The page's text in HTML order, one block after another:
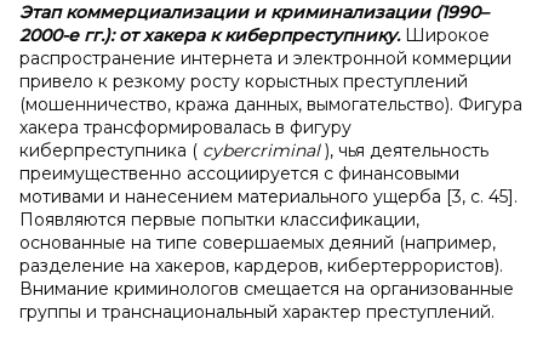
Этап коммерциализации и криминализации (1990–
2000-е гг.): от хакера ккиберпреступнику. Широкое
распространение интернета и электронной коммерции
привело к резкому росту корыстных преступлений
(мошенничество, кража данных, вымогательство). Фигура
хакера трансформировалась в фигуру
киберпреступника ( cybercriminal), чья деятельность
преимущественно ассоциируется с финансовыми
мотивами и нанесением материального ущерба [3, с. 45].
Появляются первые попытки классификации,
основанные на типе совершаемых деяний (например,
разделение на хакеров, кардеров, кибертеррористов).
Внимание криминологов смещается на организованные
группы и транснациональный характер преступлений.